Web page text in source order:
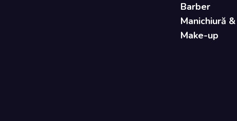
Barber
Manichiură
Make-up